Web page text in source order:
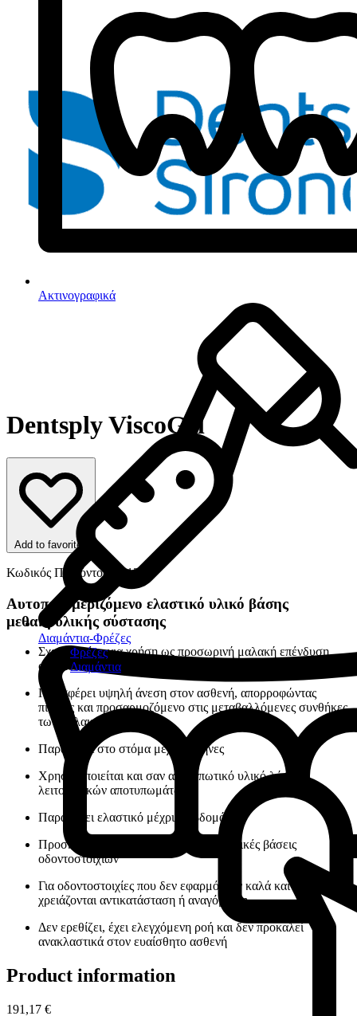
Ακτινογραφικά
Διαμάντια-Φρέζες
Φρέζες
Διαμάντια
Dentsply ViscoGel
Add to favorites
Κωδικός Προϊόντος: 7513
Αυτοπολυμεριζόμενο ελαστικό υλικό βάσης
μεθακρυλικής σύστασης
Σχεδιασμένο για χρήση ως προσωρινή μαλακή επένδυση
οδοντοστοιχιών
Προσφέρει υψηλή άνεση στον ασθενή, απορροφώντας
πιέσεις και προσαρμοζόμενο στις μεταβαλλόμενες συνθήκες
των μαλακών ιστών
Παραμένει στο στόμα μέχρι 2 μήνες
Χρησιμοποιείται και σαν αποτυπωτικό υλικό λήψης
λειτουργικών αποτυπωμάτων
Παραμένει ελαστικό μέχρι 2 εβδομάδες
Προσκολλάται καλά στέρεα στις ακρυλικές βάσεις
οδοντοστοιχιών
Για οδοντοστοιχίες που δεν εφαρμόζουν καλά και
χρειάζονται αντικατάσταση ή αναγόμωση
Δεν ερεθίζει, έχει ελεγχόμενη ροή και δεν προκαλεί
ανακλαστικά στον ευαίσθητο ασθενή
Product information
191,17 €